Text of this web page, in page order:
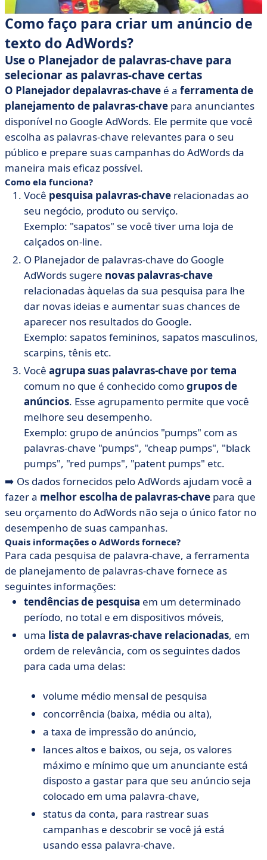
Como faço para criar um anúncio de
texto do AdWords?
Use o Planejador de palavras-chave para
selecionar as palavras-chave certas
O Planejador depalavras-chave é a ferramenta de
planejamento de palavras-chave para anunciantes
disponível no Google AdWords. Ele permite que você
escolha as palavras-chave relevantes para o seu
público e prepare suas campanhas do AdWords da
maneira mais eficaz possível.
Como ela funciona?
Você pesquisa palavras-chave relacionadas ao
seu negócio, produto ou serviço.
Exemplo: "sapatos" se você tiver uma loja de
calçados on-line.
O Planejador de palavras-chave do Google
AdWords sugere novas palavras-chave
relacionadas àquelas da sua pesquisa para lhe
dar novas ideias e aumentar suas chances de
aparecer nos resultados do Google.
Exemplo: sapatos femininos, sapatos masculinos,
scarpins, tênis etc.
Você agrupa suas palavras-chave por tema
comum no que é conhecido comogrupos de
anúncios. Esse agrupamento permite que você
melhore seu desempenho.
Exemplo: grupo de anúncios "pumps" com as
palavras-chave "pumps", "cheap pumps", "black
pumps", "red pumps", "patent pumps" etc.
➡️ Os dados fornecidos pelo AdWords ajudam você a
fazer a melhor escolha de palavras-chave para que
seu orçamento do AdWords não seja o único fator no
desempenho de suas campanhas.
Quais informações o AdWords fornece?
Para cada pesquisa de palavra-chave, a ferramenta
de planejamento de palavras-chave fornece as
seguintes informações:
tendências de pesquisa em um determinado
período, no total e em dispositivos móveis,
uma lista de palavras-chave relacionadas, em
ordem de relevância, com os seguintes dados
para cada uma delas:
volume médio mensal de pesquisa
concorrência (baixa, média ou alta),
a taxa de impressão do anúncio,
lances altos e baixos, ou seja, os valores
máximo e mínimo que um anunciante está
disposto a gastar para que seu anúncio seja
colocado em uma palavra-chave,
status da conta, para rastrear suas
campanhas e descobrir se você já está
usando essa palavra-chave.